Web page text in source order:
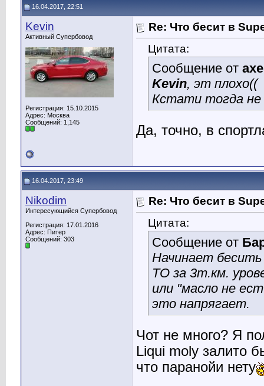
16.04.2017, 22:51
Kevin
Активный Супербовод
Регистрация: 15.10.2015
Адрес: Москва
Сообщений: 1,145
Re: Что бесит в
Цитата:
Сообщение от
Kevin, эт плохо((
Кстати тогда не
Да, точно, в
16.04.2017, 23:49
Nikodim
Интересующийся Супербовод
Регистрация: 17.01.2016
Адрес: Питер
Сообщений: 303
Re: Что бесит в
Цитата:
Сообщение от
Начинает бесить
ТО за 3т.км.
или "масло не
это напрягает.
Чот не много? Я
Liqui moly залито
что паранойи нету